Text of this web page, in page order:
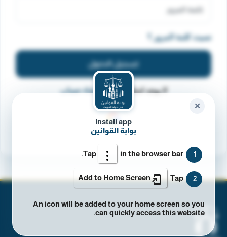
نسيت كلمة المرور ؟
تسجيل الدخول
لا يوجد لديك حساب؟ انشاء حساب
Install app
بوابة القوانين
1
Tap in the browser bar.
2
Tap
Add to Home Screen
An icon will be added to your home screen so you
can quickly access this website.
✕